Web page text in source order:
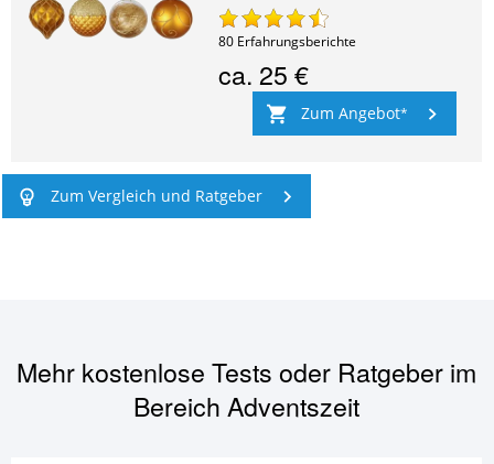
80 Erfahrungsberichte
ca.25 €
Zum Angebot
Zum Vergleich und Ratgeber
Mehr kostenlose Tests oder Ratgeber im
BereichAdventszeit